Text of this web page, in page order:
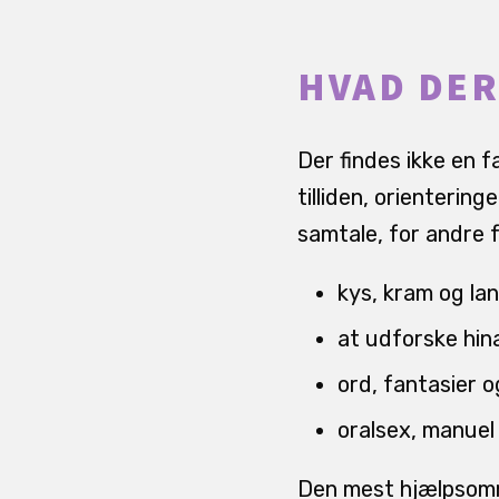
HVAD
Der findes ikke en
tilliden,
samtale, for andre
kys, kram og
at udforske
ord, fantasier
oralsex,
Den mest